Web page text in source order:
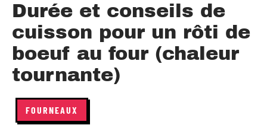
Durée et conseils de
cuisson pour un rôti de
boeuf au four (chaleur
tournante)
FOURNEAUX